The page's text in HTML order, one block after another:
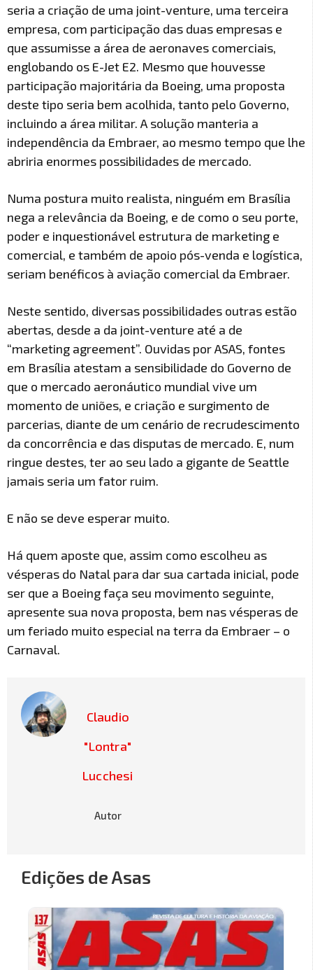
seria a criação de uma joint-venture, uma terceira
empresa, com participação das duas empresas e
que assumisse a área de aeronaves comerciais,
englobando os E-Jet E2. Mesmo que houvesse
participação majoritária da Boeing, uma proposta
deste tipo seria bem acolhida, tanto pelo Governo,
incluindo a área militar. A solução manteria a
independência da Embraer, ao mesmo tempo que lhe
abriria enormes possibilidades de mercado.
Numa postura muito realista, ninguém em Brasília
nega a relevância da Boeing, e de como o seu porte,
poder e inquestionável estrutura de marketing e
comercial, e também de apoio pós-venda e logística,
seriam benéficos à aviação comercial da Embraer.
Neste sentido, diversas possibilidades outras estão
abertas, desde a da joint-venture até a de
“marketing agreement”. Ouvidas por ASAS, fontes
em Brasília atestam a sensibilidade do Governo de
que o mercado aeronáutico mundial vive um
momento de uniões, e criação e surgimento de
parcerias, diante de um cenário de recrudescimento
da concorrência e das disputas de mercado. E, num
ringue destes, ter ao seu lado a gigante de Seattle
jamais seria um fator ruim.
E não se deve esperar muito.
Há quem aposte que, assim como escolheu as
vésperas do Natal para dar sua cartada inicial, pode
ser que a Boeing faça seu movimento seguinte,
apresente sua nova proposta, bem nas vésperas de
um feriado muito especial na terra da Embraer – o
Carnaval.
Claudio
"Lontra"
Lucchesi
Autor
Edições de Asas